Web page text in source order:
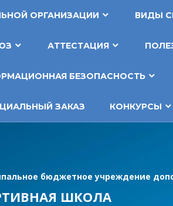
ОРГАНИЗАЦИИ ВИДЫ
АТТЕСТАЦИЯ
БЕЗОПАСНОСТЬ
ЗАКАЗ КОНКУРСЫ
бюджетное учреждение
ШКОЛА